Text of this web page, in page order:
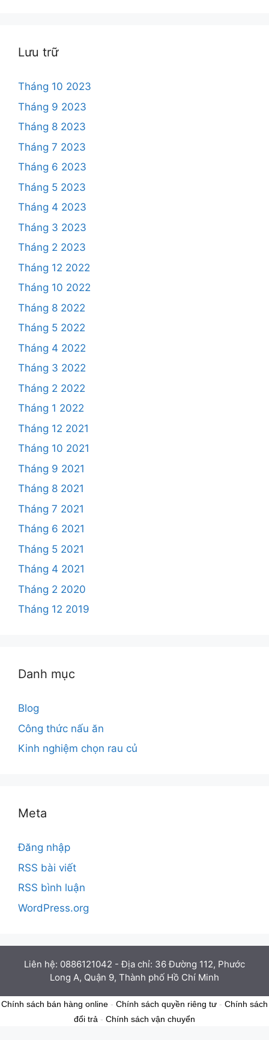
Lưu trữ
Tháng 10 2023
Tháng 9 2023
Tháng 8 2023
Tháng 7 2023
Tháng 6 2023
Tháng 5 2023
Tháng 4 2023
Tháng 3 2023
Tháng 2 2023
Tháng 12 2022
Tháng 10 2022
Tháng 8 2022
Tháng 5 2022
Tháng 4 2022
Tháng 3 2022
Tháng 2 2022
Tháng 1 2022
Tháng 12 2021
Tháng 10 2021
Tháng 9 2021
Tháng 8 2021
Tháng 7 2021
Tháng 6 2021
Tháng 5 2021
Tháng 4 2021
Tháng 2 2020
Tháng 12 2019
Danh mục
Blog
Công thức nấu ăn
Kinh nghiệm chọn rau củ
Meta
Đăng nhập
RSS bài viết
RSS bình luận
WordPress.org
Liên hệ: 0886121042 - Địa chỉ: 36 Đường 112, Phước
Long A, Quận 9, Thành phố Hồ Chí Minh
Chính sách bán hàng online - Chính sách quyền riêng tư - Chính sách
đổi trả - Chính sách vận chuyển